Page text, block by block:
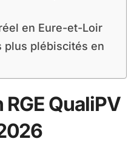
en Eure-et-Loir
plus plébiscités en
QualiPV